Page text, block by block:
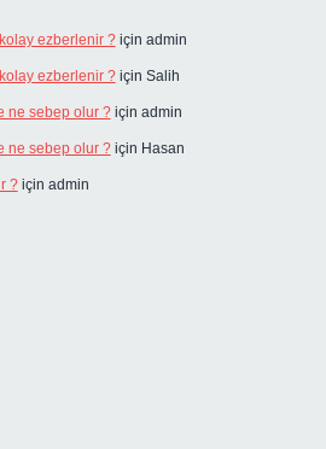
ezberlenir ?için admin
ezberlenir ?için Salih
ne sebep olur ?için admin
ne sebep olur ?için Hasan
?için admin